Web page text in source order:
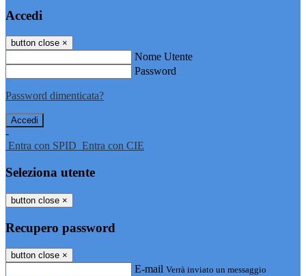
Accedi
button close ×
Nome Utente
Password
Password dimenticata?
-
Entra con SPID Entra con CIE
Seleziona utente
button close ×
Recupero password
button close ×
E-mail Verrà inviato un messaggio